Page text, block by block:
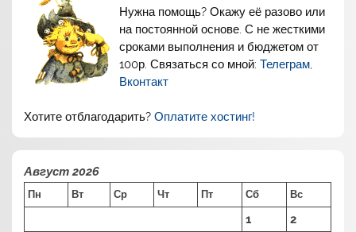
Нужна помощь? Окажу её разово или
на постоянной основе. С не жесткими
сроками выполнения и бюджетом от
100р. Связаться со мной:Телеграм,
Вконтакт
Хотите отблагодарить?Оплатите хостинг!
Август 2026
Пн Вт Ср Чт Пт Сб Вс
1
2